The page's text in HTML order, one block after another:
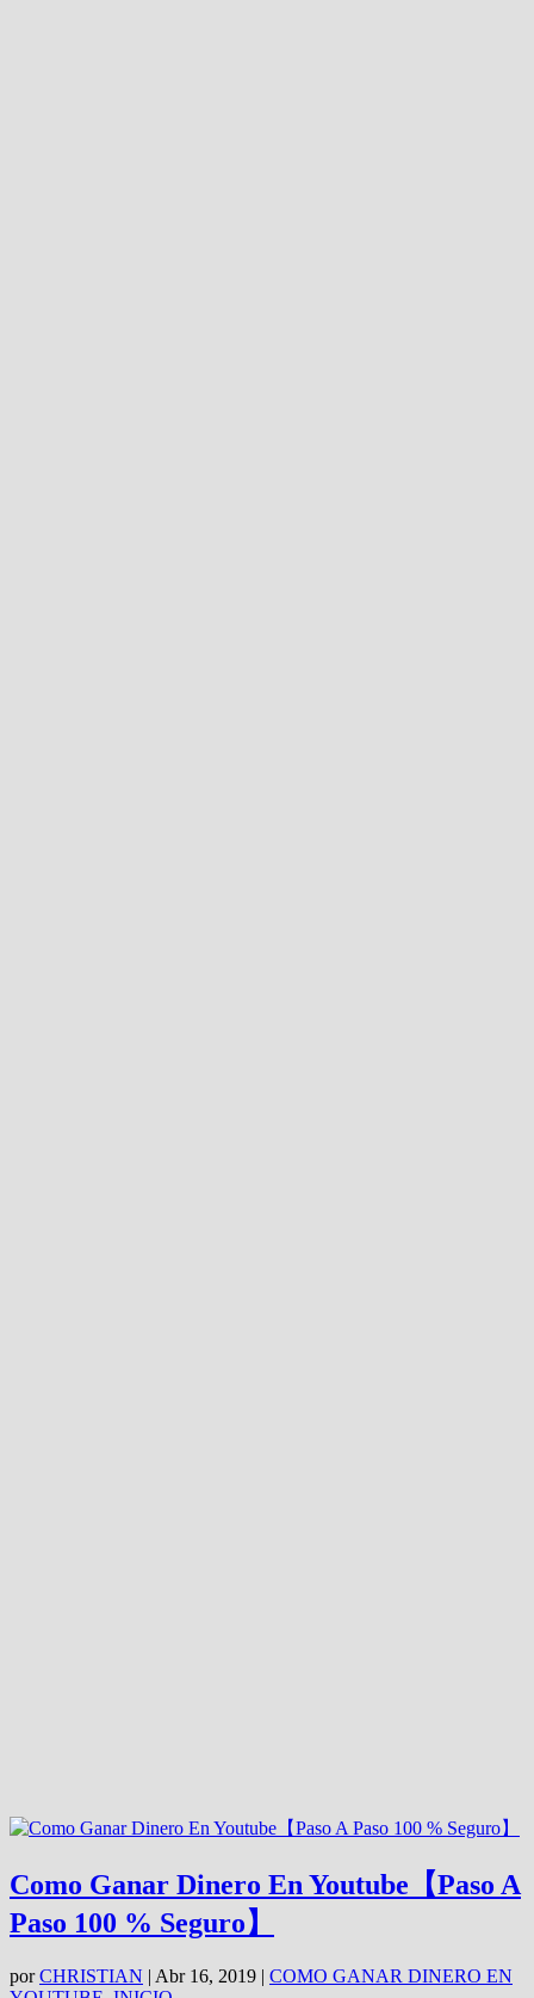
Como Ganar Dinero En Youtube【Paso A
Paso 100 % Seguro】
porCHRISTIAN | Abr 16, 2019 | COMO GANAR DINERO EN